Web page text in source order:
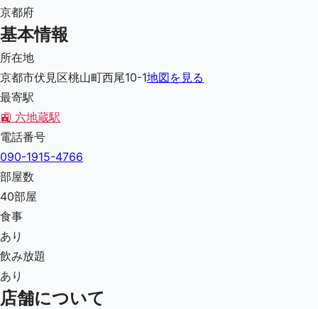
京都府
基本情報
所在地
京都市伏見区桃山町西尾10-1地図を見る
最寄駅
🚉 六地蔵駅
電話番号
090-1915-4766
部屋数
40部屋
食事
あり
飲み放題
あり
店舗について